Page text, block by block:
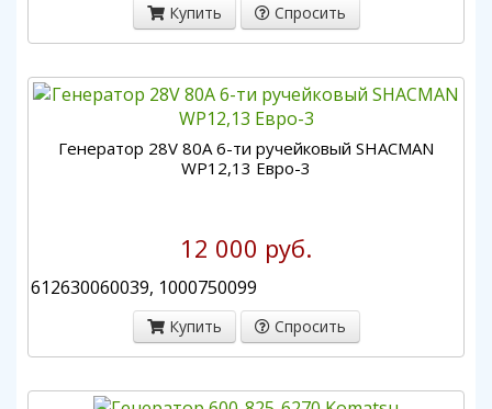
Купить Спросить
Генератор 28V 80A 6-ти ручейковый SHACMAN
WP12,13 Евро-3
12 000 руб.
612630060039, 1000750099
Купить Спросить